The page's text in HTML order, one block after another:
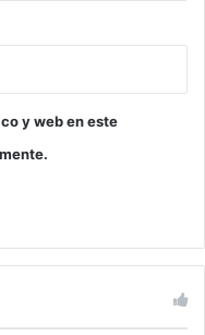
y web en este